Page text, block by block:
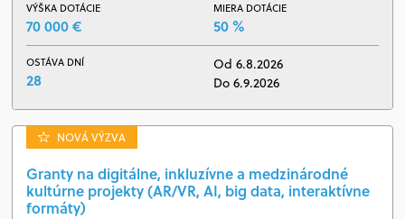
VÝŠKA DOTÁCIE
70 000 €
MIERA DOTÁCIE
50 %
OSTÁVA DNÍ
28
Od 6.8.2026
Do 6.9.2026
NOVÁ VÝZVA
Granty na digitálne, inkluzívne a medzinárodné
kultúrne projekty (AR/VR, AI, big data, interaktívne
formáty)